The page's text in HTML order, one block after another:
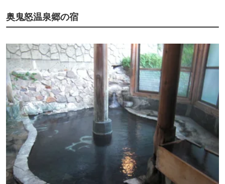
奥鬼怒温泉郷の宿